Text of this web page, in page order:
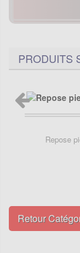
PRODUITS
Repose
Retour